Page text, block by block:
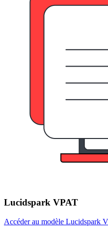
Lucidspark VPAT
Accéder au modèle Lucidspark